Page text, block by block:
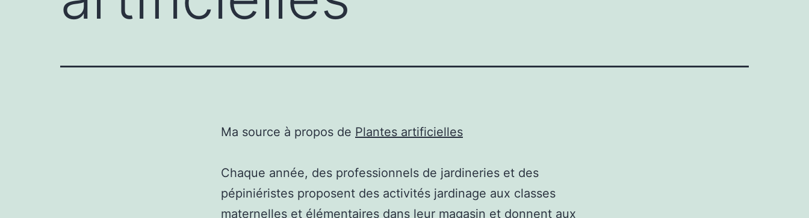
Ma source à propos de Plantes artificielles
Chaque année, des professionnels de jardineries et des
pépiniéristes proposent des activités jardinage aux classes
maternelles et élémentaires dans leur magasin et donnent aux